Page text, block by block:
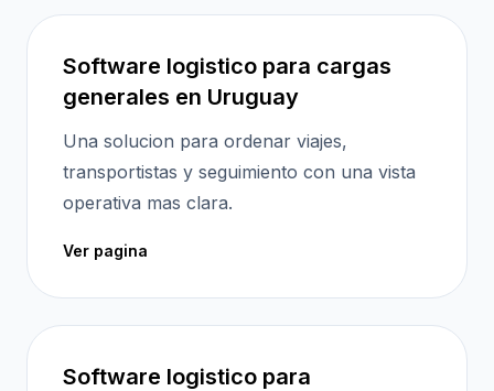
Software logistico para cargas
generales en Uruguay
Una solucion para ordenar viajes,
transportistas y seguimiento con una vista
operativa mas clara.
Ver pagina
Software logistico para